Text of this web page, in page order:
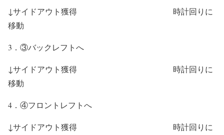
↓サイドアウト獲得 時計回りに
移動
3．③バックレフトへ
↓サイドアウト獲得 時計回りに
移動
4．④フロントレフトへ
↓サイドアウト獲得 時計回りに